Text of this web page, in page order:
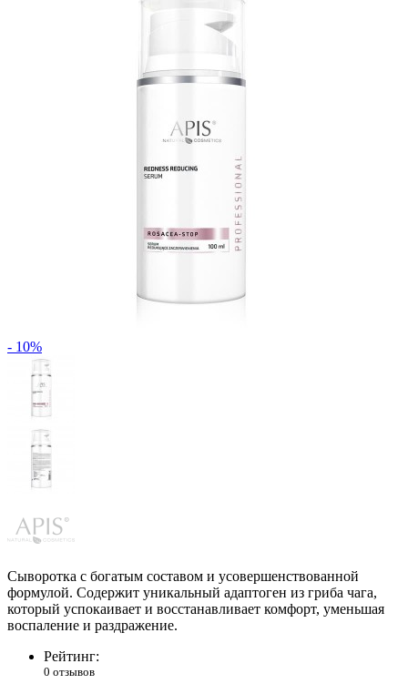
- 10%
Сыворотка с богатым составом и усовершенствованной
формулой. Содержит уникальный адаптоген из гриба чага,
который успокаивает и восстанавливает комфорт, уменьшая
воспаление и раздражение.
Рейтинг:
0 отзывов